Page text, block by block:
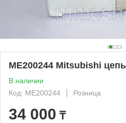
ME200244 Mitsubishi
В наличии
Код: ME200244
Розница
34 000 ₸